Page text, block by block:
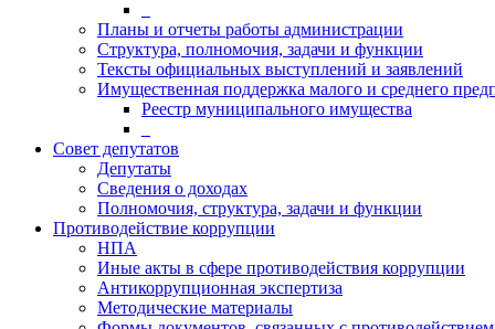
Планы и отчеты работы администрации
Структура, полномочия, задачи и функции
Тексты официальных выступлений и заявлений
Имущественная поддержка малого и среднего
Реестр муниципального имущества
Совет депутатов
Депутаты
Сведения о доходах
Полномочия, структура, задачи и функции
Противодействие коррупции
НПА
Иные акты в сфере противодействия коррупции
Антикоррупционная экспертиза
Методические материалы